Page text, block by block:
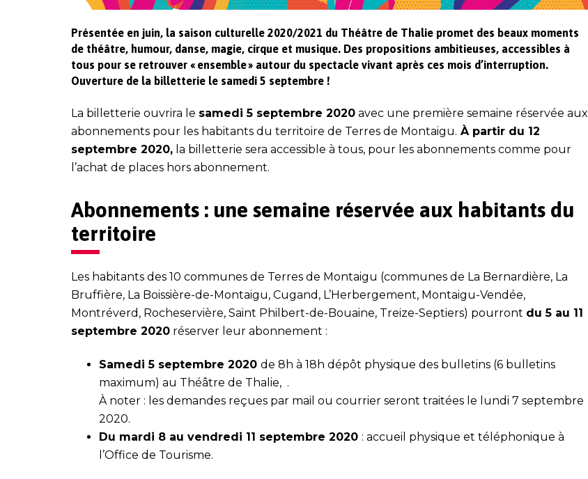
Présentée en juin, la saison culturelle 2020/2021 du Théâtre de Thalie promet des beaux moments
de théâtre, humour, danse, magie, cirque et musique. Des propositions ambitieuses, accessibles à
tous pour se retrouver « ensemble » autour du spectacle vivant après ces mois d’interruption.
Ouverture de la billetterie le samedi 5 septembre !
La billetterie ouvrira le samedi 5 septembre 2020 avec une première semaine réservée aux
abonnements pour les habitants du territoire de Terres de Montaigu. À partir du 12
septembre 2020, la billetterie sera accessible à tous, pour les abonnements comme pour
l’achat de places hors abonnement.
Abonnements : une semaine réservée aux habitants du
territoire
Les habitants des 10 communes de Terres de Montaigu (communes de La Bernardière, La
Bruffière, La Boissière-de-Montaigu, Cugand, L’Herbergement, Montaigu-Vendée,
Montréverd, Rocheservière, Saint Philbert-de-Bouaine, Treize-Septiers) pourront du 5 au 11
septembre 2020 réserver leur abonnement :
Samedi 5 septembre 2020 de 8h à 18h dépôt physique des bulletins (6 bulletins
maximum) au Théâtre de Thalie, .
À noter : les demandes reçues par mail ou courrier seront traitées le lundi 7 septembre
2020.
Du mardi 8 au vendredi 11 septembre 2020 : accueil physique et téléphonique à
l’Office de Tourisme.